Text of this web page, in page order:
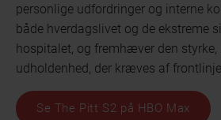
personlige udfordringer og interne
både hverdagslivet og de ekstreme
hospitalet, og fremhæver den styrke,
udholdenhed, der kræves af
Se The Pitt S2 på HBO Max